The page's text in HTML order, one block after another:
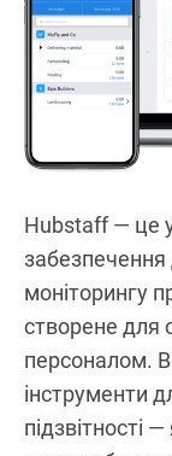
Hubstaff — це
забезпечення
моніторингу
створене для
персоналом.
інструменти
підзвітності